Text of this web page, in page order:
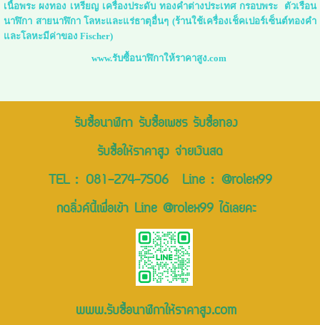
เนื้อพระ ผงทอง เหรียญ เครื่องประดับ ทองคำต่างประเทศ กรอบพระ ตัวเรือน
นาฬิกา สายนาฬิกา โลหะและแร่ธาตุอื่นๆ (ร้านใช้เครื่องเช็คเปอร์เซ็นต์ทองคำ
และโลหะมีค่าของ Fischer)
www.รับซื้อนาฬิกาให้ราคาสูง.com
รับซื้อนาฬิกา รับซื้อเพชร รับซื้อทอง
รับซื้อให้ราคาสูง จ่ายเงินสด
TEL : 081-274-7506Line : @rolex99
กดลิ่งค์นี้เพื่อเข้า Line @rolex99 ได้เลยคะ
www.รับซื้อนาฬิกาให้ราคาสูง.com